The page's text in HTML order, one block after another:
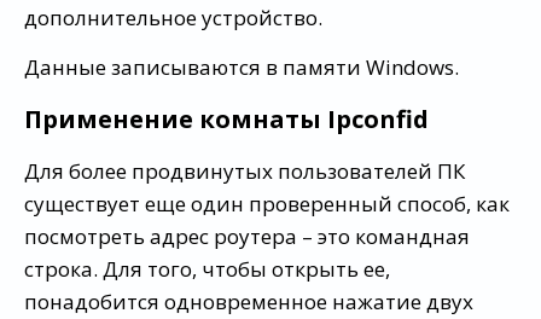
дополнительное устройство.
Данные записываются в памяти Windows.
Применение комнаты Ipconfid
Для более продвинутых пользователей ПК
существует еще один проверенный способ, как
посмотреть адрес роутера – это командная
строка. Для того, чтобы открыть ее,
понадобится одновременное нажатие двух